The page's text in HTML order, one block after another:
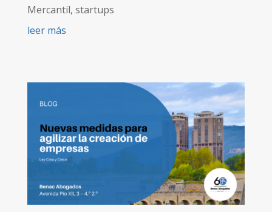
Mercantil, startups
leer más